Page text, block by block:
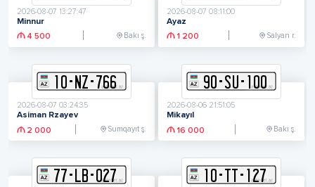
2026-08-07 13:27:47
Minnur
4 500
Bakı ş.
2026-08-07 08:11:00
Ayaz
1 200
Salyan r.
10-NZ-766
2026-08-07 03:24:35
Asiman Rzayev
2 000
Sumqayıt ş.
90-SU-100
2026-08-06 21:51:05
Mikayıl
16 000
Bakı ş.
77- LB-027 10-TT-127